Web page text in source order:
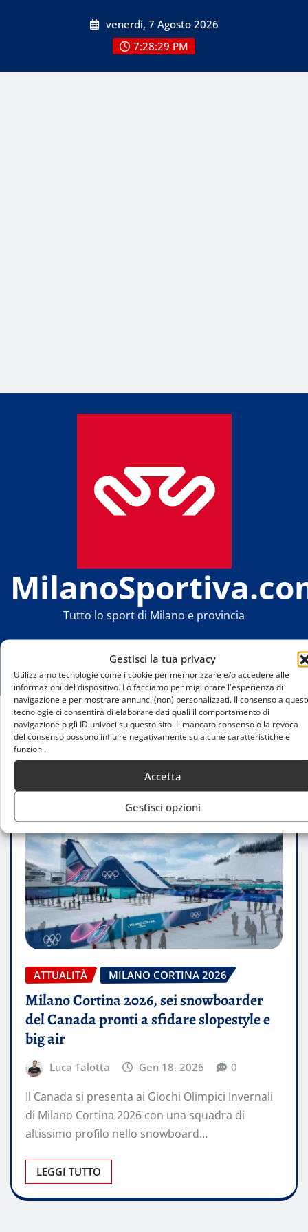
Gestisci la tua privacy
Utilizziamo tecnologie come i cookie per memorizzare e/o accedere alle
informazioni del dispositivo. Lo facciamo per migliorare l'esperienza di
navigazione e per mostrare annunci (non) personalizzati. Il consenso a
tecnologie ci consentirà di elaborare dati quali il comportamento di
navigazione o gli ID univoci su questo sito. Il mancato consenso o la revoca
del consenso possono influire negativamente su alcune caratteristiche e
funzioni.
Accetta
Gestisci opzioni
venerdì, 7 Agosto 2026
7:28:29 PM
Tutto lo sport di Milano e provincia
Home
Milano Cortina 2026, sei snowboarder del Canada
pronti a sfidare slopestyle e big air
ATTUALITÀ MILANO CORTINA 2026
Milano Cortina 2026, sei snowboarder
del Canada pronti a sfidare slopestyle e
big air
Luca Talotta Gen 18, 2026 0
Il Canada si presenta ai Giochi Olimpici Invernali
di Milano Cortina 2026 con una squadra di
altissimo profilo nello snowboard…
LEGGI TUTTO